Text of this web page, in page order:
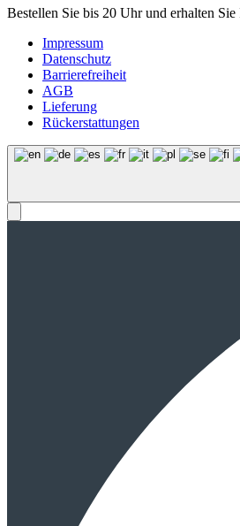
Bestellen Sie bis 20 Uhr und erhalten
Impressum
Datenschutz
Barrierefreiheit
AGB
Lieferung
Rückerstattungen